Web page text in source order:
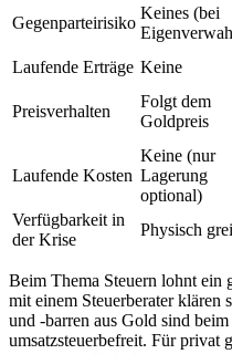
Gegenparteirisiko
Keines (bei
Laufende Erträge Keine
Preisverhalten
Folgt dem
Goldpreis
Laufende Kosten
Keine (nur
Lagerung
optional)
Verfügbarkeit in
der Krise
Physisch
Beim Thema Steuern lohnt
mit einem Steuerberater klären
und -barren aus Gold sind
umsatzsteuerbefreit. Für privat